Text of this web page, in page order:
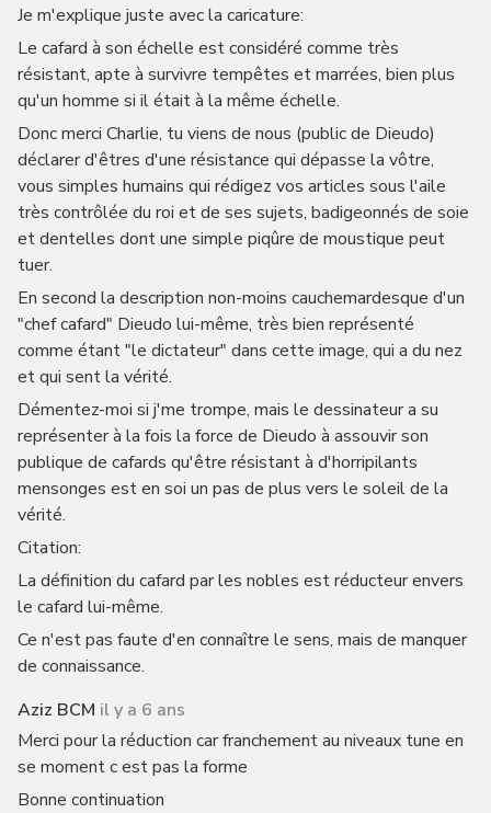
Je m'explique juste avec la caricature:
Le cafard à son échelle est considéré comme très
résistant, apte à survivre tempêtes et marrées, bien plus
qu'un homme si il était à la même échelle.
Donc merci Charlie, tu viens de nous (public de Dieudo)
déclarer d'êtres d'une résistance qui dépasse la vôtre,
vous simples humains qui rédigez vos articles sous l'aile
très contrôlée du roi et de ses sujets, badigeonnés de soie
et dentelles dont une simple piqûre de moustique peut
tuer.
En second la description non-moins cauchemardesque d'un
"chef cafard" Dieudo lui-même, très bien représenté
comme étant "le dictateur" dans cette image, qui a du nez
et qui sent la vérité.
Démentez-moi si j'me trompe, mais le dessinateur a su
représenter à la fois la force de Dieudo à assouvir son
publique de cafards qu'être résistant à d'horripilants
mensonges est en soi un pas de plus vers le soleil de la
vérité.
Citation:
La définition du cafard par les nobles est réducteur envers
le cafard lui-même.
Ce n'est pas faute d'en connaître le sens, mais de manquer
de connaissance.
Aziz BCM il y a 6 ans
Merci pour la réduction car franchement au niveaux tune en
se moment c est pas la forme
Bonne continuation